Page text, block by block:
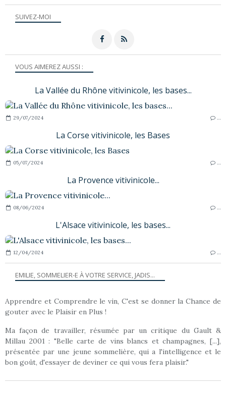
SUIVEZ-MOI
VOUS AIMEREZ AUSSI :
La Vallée du Rhône vitivinicole, les bases...
29/07/2024
La Corse vitivinicole, les Bases
05/07/2024
La Provence vitivinicole...
08/06/2024
L'Alsace vitivinicole, les bases...
12/04/2024
EMILIE, SOMMELIER-E À VOTRE SERVICE, JADIS...
Apprendre et Comprendre le vin, C'est se donner la Chance de
gouter avec le Plaisir en Plus !
Ma façon de travailler, résumée par un critique du Gault &
Millau 2001 : "Belle carte de vins blancs et champagnes, [...],
présentée par une jeune sommelière, qui a l'intelligence et le
bon goût, d'essayer de deviner ce qui vous fera plaisir."